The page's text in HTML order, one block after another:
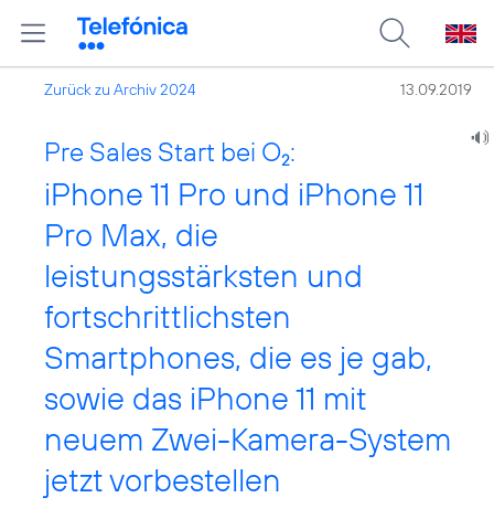
Zurück zu Archiv 2024 13.09.2019
Pre Sales Start bei O2:
iPhone 11 Pro und iPhone 11
Pro Max, die
leistungsstärksten und
fortschrittlichsten
Smartphones, die es je gab,
sowie das iPhone 11 mit
neuem Zwei-Kamera-System
jetzt vorbestellen